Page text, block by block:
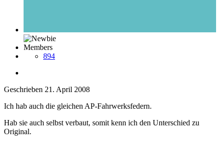
Members
894
Geschrieben 21. April 2008
Ich hab auch die gleichen AP-Fahrwerksfedern.
Hab sie auch selbst verbaut, somit kenn ich den Unterschied zu
Original.